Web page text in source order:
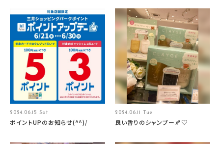
2024.06.15 Sat
ポイントUPのお知らせ(^^)/
2024.06.11 Tue
良い香りのシャンプー🍂♡